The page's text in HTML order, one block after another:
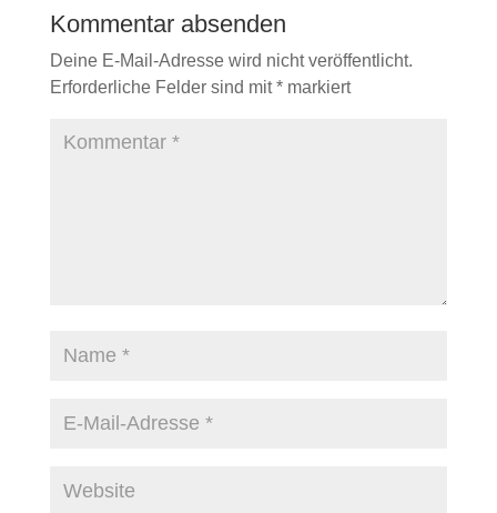
Kommentar absenden
Deine E-Mail-Adresse wird nicht veröffentlicht.
Erforderliche Felder sind mit*markiert